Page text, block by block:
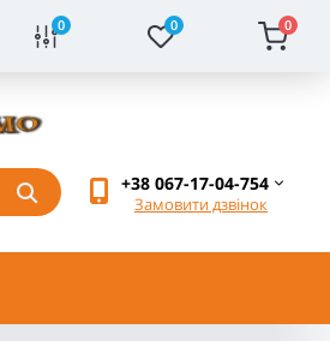
0 0 0
+38 067-17-04-754
Замовити дзвінок